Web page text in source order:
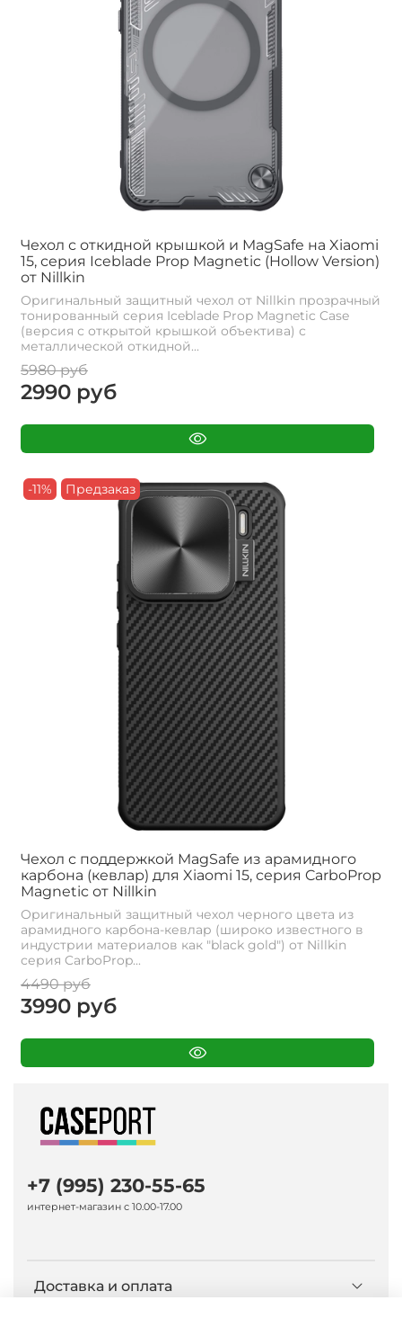
Чехол с откидной крышкой и MagSafe на Xiaomi
15, серия Iceblade Prop Magnetic (Hollow Version)
от Nillkin
Оригинальный защитный чехол от Nillkin прозрачный
тонированный серия Iceblade Prop Magnetic Case
(версия с открытой крышкой объектива) с
металлической откидной...
5980 руб
2990 руб
-11% Предзаказ
Чехол с поддержкой MagSafe из арамидного
карбона (кевлар) для Xiaomi 15, серия CarboProp
Magnetic от Nillkin
Оригинальный защитный чехол черного цвета из
арамидного карбона-кевлар (широко известного в
индустрии материалов как "black gold") от Nillkin
серия CarboProp...
4490 руб
3990 руб
Доставка и оплата
+7 (995) 230-55-65
интернет-магазин с 10.00-17.00